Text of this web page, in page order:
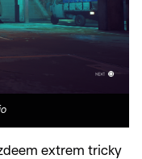
extrem tricky